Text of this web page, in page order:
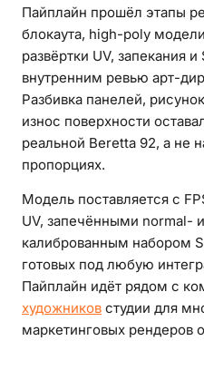
Пайплайн прошёл этапы
блокаута, high-poly
развёртки UV, запекания
внутренним ревью арт-
Разбивка панелей,
износ поверхности
реальной Beretta 92, а не
пропорциях.
Модель поставляется с
UV, запечёнными normal-
калиброванным набором
готовых под любую
Пайплайн идёт рядом с
художников студии для
маркетинговых рендеров